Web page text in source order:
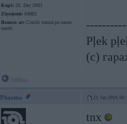
Kopš: 20. Dec 2003
Ziņojumi: 64882
Braucu ar: Cincīti tumsā pa sausu
tuneli
Pļek
(c)
Phasma 23. Jan 2004,
tnx